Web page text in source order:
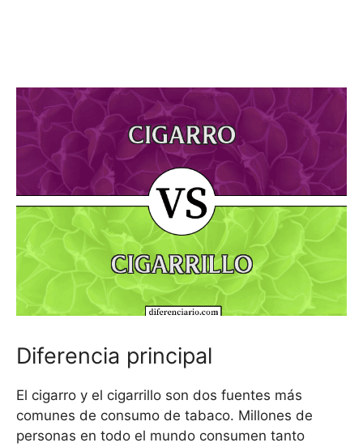
Diferencia principal
El cigarro y el cigarrillo son dos fuentes más
comunes de consumo de tabaco. Millones de
personas en todo el mundo consumen tanto